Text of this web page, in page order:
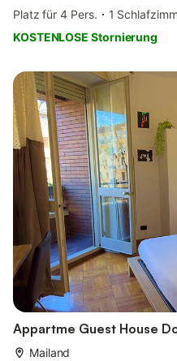
Platz für 4 Pers.
1
KOSTENLOSE Stornierung
Appartme Guest House
Mailand